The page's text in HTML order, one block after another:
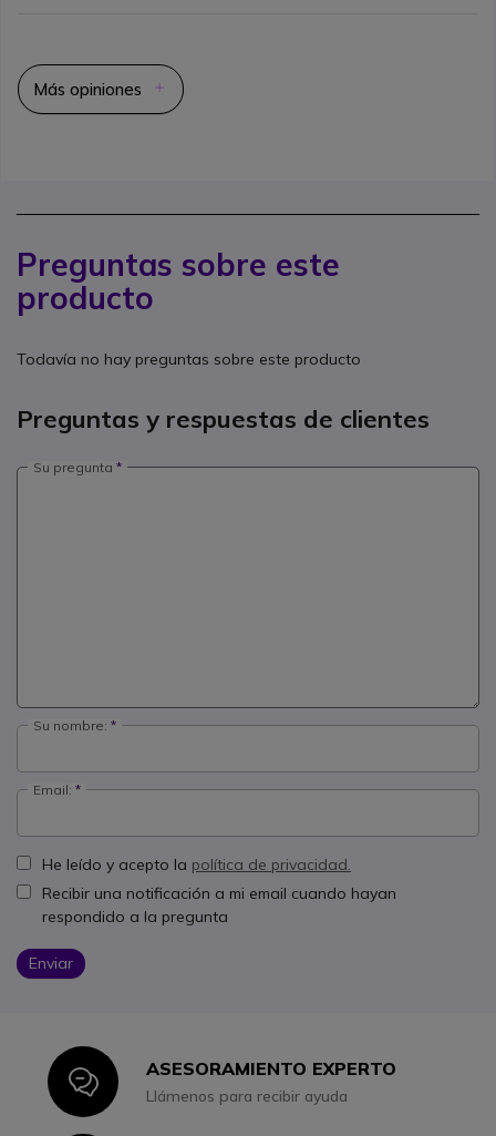
Más opiniones
Preguntas sobre este
producto
Todavía no hay preguntas sobre este producto
Preguntas y respuestas de clientes
Su pregunta
Su nombre:
Email:
He leído y acepto la política de privacidad.
Recibir una notificación a mi email cuando hayan
respondido a la pregunta
Enviar
IconASESORAMIENTO EXPERTO
Llámenos para recibir ayuda